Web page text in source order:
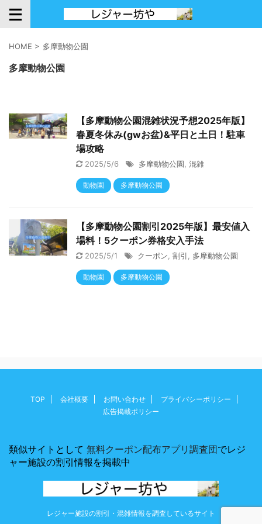
HOME > 多摩動物公園
多摩動物公園
【多摩動物公園混雑状況予想2025年版】
春夏冬休み(gwお盆)&平日と土日！駐車
場攻略
2025/5/6 多摩動物公園 混雑
動物園 多摩動物公園
【多摩動物公園割引2025年版】最安値入
場料！5クーポン券格安入手法
2025/5/1 クーポン 割引 多摩動物公園
動物園 多摩動物公園
TOP 会社概要 お問い合わせ
プライバシーポリシー
広告掲載ポリシー
類似サイトとして 無料クーポン配布アプリ調査団でレジ
ャー施設の割引情報を掲載中
レジャー施設の割引・混雑情報を調査しているサイト